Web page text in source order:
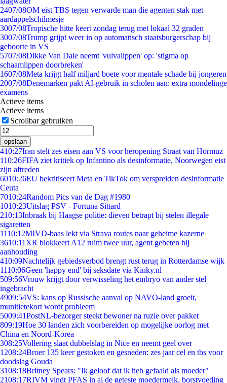
2407/08OM eist TBS tegen verwarde man die agenten stak met
aardappelschilmesje
3007/08Tropische hitte keert zondag terug met lokaal 32 graden
3007/08Trump grijpt weer in op automatisch staatsburgerschap bij
geboorte in VS
5707/08Dikke Van Dale neemt 'vulvalippen' op: 'stigma op
schaamlippen doorbreken'
1607/08Meta krijgt half miljard boete voor mentale schade bij jongeren
2007/08Denemarken pakt AI-gebruik in scholen aan: extra mondelinge
examens
Actieve items
Actieve items
Scrollbar gebruiken
opslaan
410:27Iran stelt zes eisen aan VS voor heropening Straat van Hormuz
110:26FIFA ziet kritiek op Infantino als desinformatie, Noorwegen eist
zijn aftreden
6010:26EU bekritiseert Meta en TikTok om verspreiden desinformatie
Ceuta
7010:24Random Pics van de Dag #1980
1010:23Uitslag PSV - Fortuna Sittard
210:13Inbraak bij Haagse politie: dieven betrapt bij stelen illegale
sigaretten
1110:12MIVD-baas lekt via Strava routes naar geheime kazerne
3610:11 XR blokkeert A12 ruim twee uur, agent gebeten bij
aanhouding
410:09Nachtelijk gebiedsverbod brengt rust terug in Rotterdamse wijk
1110:06Geen 'happy end' bij seksdate via Kinky.nl
509:56Vrouw krijgt door verwisseling het embryo van ander stel
ingebracht
4909:54VS: kans op Russische aanval op NAVO-land groeit,
munitietekort wordt probleem
5009:41PostNL-bezorger steekt bewoner na ruzie over pakket
809:19Hoe 30 landen zich voorbereiden op mogelijke oorlog met
China en Noord-Korea
308:25Vollering slaat dubbelslag in Nice en neemt geel over
1208:24Broer 135 keer gestoken en gesneden: zes jaar cel en tbs voor
doodslag Gouda
3108:18Britney Spears: "Ik geloof dat ik heb gefaald als moeder"
2108:17RIVM vindt PFAS in al de geteste moedermelk, borstvoeding